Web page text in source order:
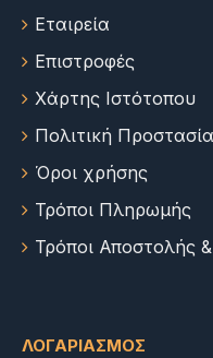
Εταιρεία
Επιστροφές
Χάρτης Ιστότοπου
Πολιτική
Όροι χρήσης
Τρόποι Πληρωμής
Τρόποι Αποστολής
ΛΟΓΑΡΙΑΣΜΌΣ